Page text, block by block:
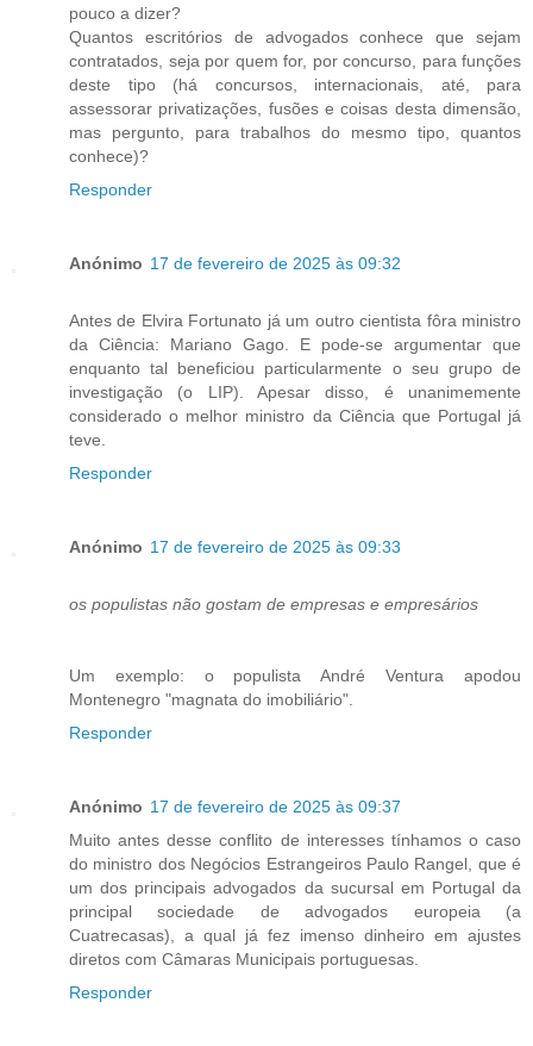
pouco a dizer?
Quantos escritórios de advogados conhece que sejam
contratados, seja por quem for, por concurso, para funções
deste tipo (há concursos, internacionais, até, para
assessorar privatizações, fusões e coisas desta dimensão,
mas pergunto, para trabalhos do mesmo tipo, quantos
conhece)?
Responder
Anónimo 17 de fevereiro de 2025 às 09:32
Antes de Elvira Fortunato já um outro cientista fôra ministro
da Ciência: Mariano Gago. E pode-se argumentar que
enquanto tal beneficiou particularmente o seu grupo de
investigação (o LIP). Apesar disso, é unanimemente
considerado o melhor ministro da Ciência que Portugal já
teve.
Responder
Anónimo 17 de fevereiro de 2025 às 09:33
os populistas não gostam de empresas e empresários
Um exemplo: o populista André Ventura apodou
Montenegro "magnata do imobiliário".
Responder
Anónimo 17 de fevereiro de 2025 às 09:37
Muito antes desse conflito de interesses tínhamos o caso
do ministro dos Negócios Estrangeiros Paulo Rangel, que é
um dos principais advogados da sucursal em Portugal da
principal sociedade de advogados europeia (a
Cuatrecasas), a qual já fez imenso dinheiro em ajustes
diretos com Câmaras Municipais portuguesas.
Responder